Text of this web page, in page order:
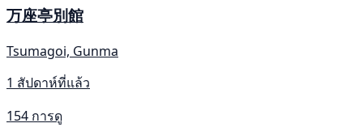
万座亭別館
Tsumagoi, Gunma
1 สัปดาห์ที่แล้ว
154 การดู